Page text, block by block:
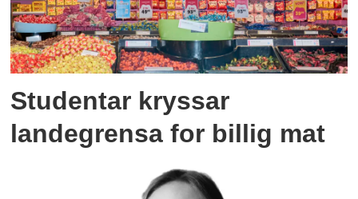
Studentar kryssar
landegrensa for billig mat